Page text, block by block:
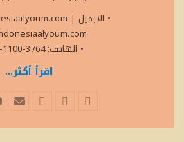
• الايميل |
• الهاتف: 3764-1100-6281+
اقرأ أكثر...